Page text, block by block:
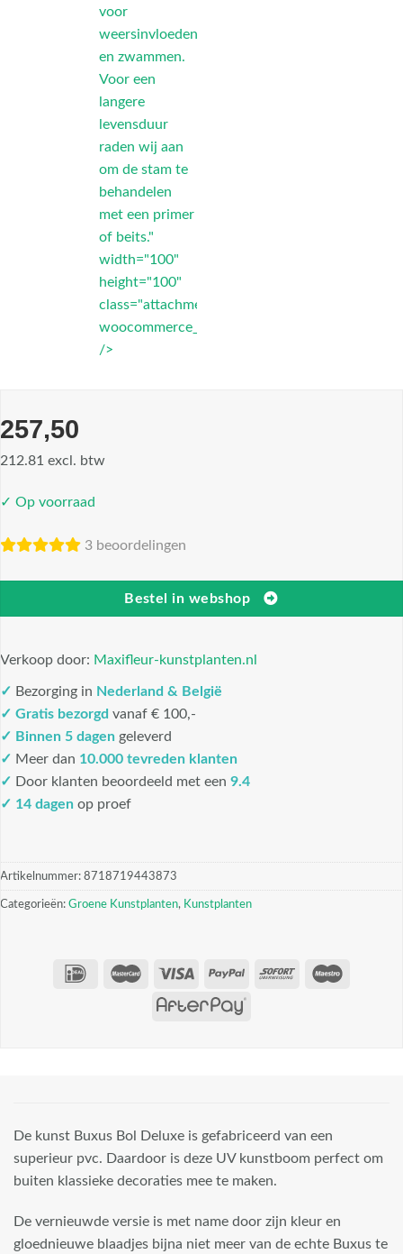
voor
weersinvloeden
en zwammen.
Voor een
langere
levensduur
raden wij aan
om de stam te
behandelen
met een primer
of beits."
width="100"
height="100"
class="attachment-
woocommerce_thumbnail"
/>
257,50
212.81 excl. btw
✓ Op voorraad
3 beoordelingen
Bestel in webshop
Verkoop door: Maxifleur-kunstplanten.nl
✓ Bezorging in Nederland & België
✓ Gratis bezorgd vanaf € 100,-
✓ Binnen 5 dagen geleverd
✓ Meer dan 10.000 tevreden klanten
✓ Door klanten beoordeeld met een 9.4
✓ 14 dagen op proef
Artikelnummer: 8718719443873
Categorieën: Groene Kunstplanten, Kunstplanten
De kunst Buxus Bol Deluxe is gefabriceerd van een
superieur pvc. Daardoor is deze UV kunstboom perfect om
buiten klassieke decoraties mee te maken.
De vernieuwde versie is met name door zijn kleur en
gloednieuwe blaadjes bijna niet meer van de echte Buxus te